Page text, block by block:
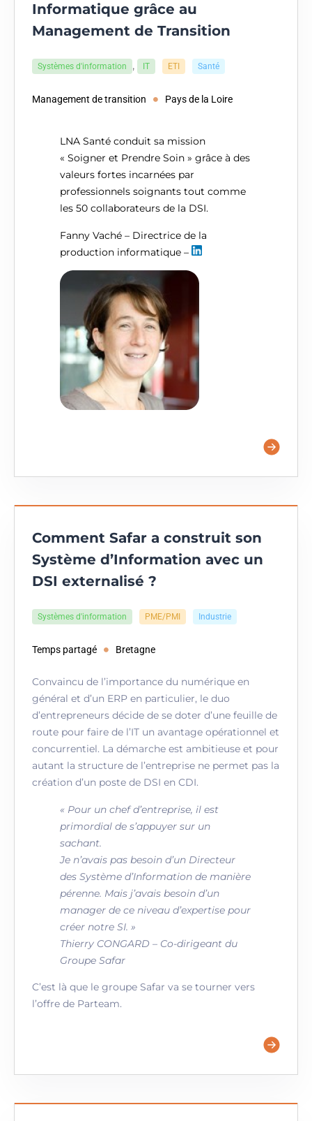
Informatique grâce au
Management de Transition
Systèmes d'information , IT ETI Santé
Management de transition Pays de la Loire
LNA Santé conduit sa mission
« Soigner et Prendre Soin » grâce à des
valeurs fortes incarnées par
professionnels soignants tout comme
les 50 collaborateurs de la DSI.
Fanny Vaché – Directrice de la
production informatique –
Comment Safar a construit son
Système d’Information avec un
DSI externalisé ?
Systèmes d'information PME/PMI Industrie
Temps partagé Bretagne
Convaincu de l’importance du numérique en
général et d’un ERP en particulier, le duo
d’entrepreneurs décide de se doter d’une feuille de
route pour faire de l’IT un avantage opérationnel et
concurrentiel. La démarche est ambitieuse et pour
autant la structure de l’entreprise ne permet pas la
création d’un poste de DSI en CDI.
« Pour un chef d’entreprise, il est
primordial de s’appuyer sur un
sachant.
Je n’avais pas besoin d’un Directeur
des Système d’Information de manière
pérenne. Mais j’avais besoin d’un
manager de ce niveau d’expertise pour
créer notre SI. »
Thierry CONGARD – Co-dirigeant du
Groupe Safar
C’est là que le groupe Safar va se tourner vers
l’offre de Parteam.